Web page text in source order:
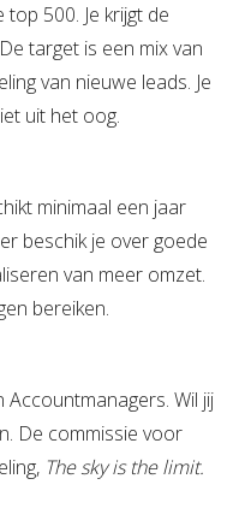
500. Je krijgt de
target is een mix van
van nieuwe leads. Je
uit het oog.
minimaal een jaar
beschik je over goede
van meer omzet.
bereiken.
Wil jij
De commissie voor
The sky is the limit.